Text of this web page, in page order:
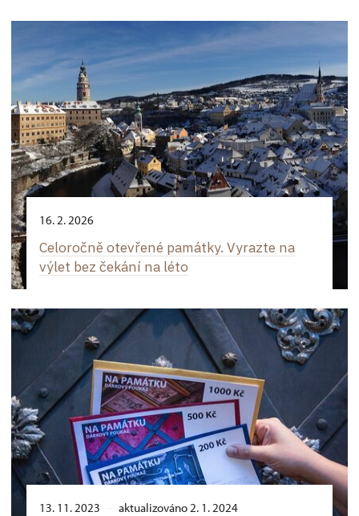
16. 2. 2026
Celoročně otevřené památky. Vyrazte na
výlet bez čekání na léto
13. 11. 2023 aktualizováno 2. 1. 2024